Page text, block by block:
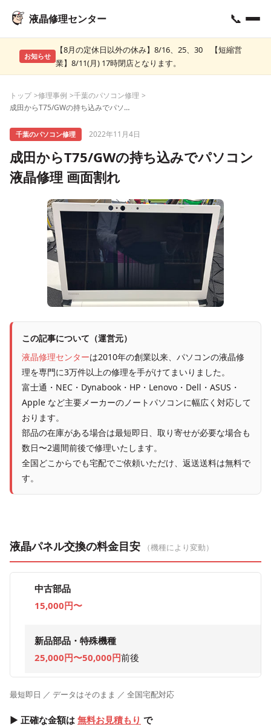
液晶修理センター 📞
お知らせ
【8月の定休日以外の休み】8/16、25、30 【短縮営
業】8/11(月) 17時閉店となります。
トップ 修理事例
千葉のパソコン修理
成田からT75/GWの持ち込みでパソコン液晶修理 画面割れ
千葉のパソコン修理 2022年11月4日
成田からT75/GWの持ち込みでパソコン
液晶修理 画面割れ
この記事について（運営元）
液晶修理センターは2010年の創業以来、パソコンの液晶修
理を専門に3万件以上の修理を手がけてまいりました。
富士通・NEC・Dynabook・HP・Lenovo・Dell・ASUS・
Apple など主要メーカーのノートパソコンに幅広く対応して
おります。
部品の在庫がある場合は最短即日、取り寄せが必要な場合も
数日〜2週間前後で修理いたします。
全国どこからでも宅配でご依頼いただけ、返送送料は無料で
す。
液晶パネル交換の料金目安 （機種により変動）
中古部品
15,000円〜
新品部品・特殊機種
25,000円〜50,000円前後
最短即日 ／ データはそのまま ／ 全国宅配対応
▶ 正確な金額は 無料お見積もり で